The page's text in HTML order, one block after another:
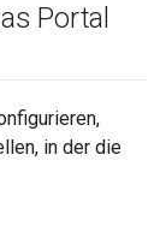
Portal
in der die